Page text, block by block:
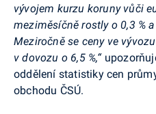
vývojem kurzu koruny vůči
meziměsíčně rostly o 0,3 %
Meziročně se ceny ve
v dovozu o 6,5 %,“
oddělení statistiky cen
obchodu ČSÚ.